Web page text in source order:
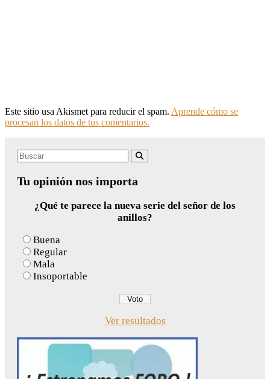
Este sitio usa Akismet para reducir el spam. Aprende cómo se
procesan los datos de tus comentarios.
Search
Tu opinión nos importa
¿Qué te parece la nueva serie del señor de los
anillos?
Buena
Regular
Mala
Insoportable
Ver resultados